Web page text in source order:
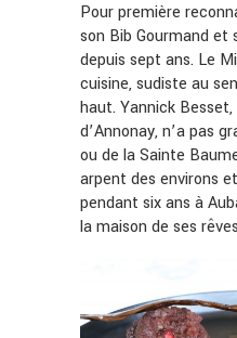
Pour première
son Bib Gourmand et
depuis sept ans. Le
cuisine, sudiste au
haut. Yannick
d’Annonay, n’a pas
ou de la Sainte
arpent des environs
pendant six ans à
la maison de ses